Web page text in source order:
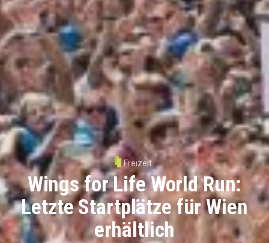
Freizeit
Wings for Life World Run:
Letzte Startplätze für Wien
erhältlich